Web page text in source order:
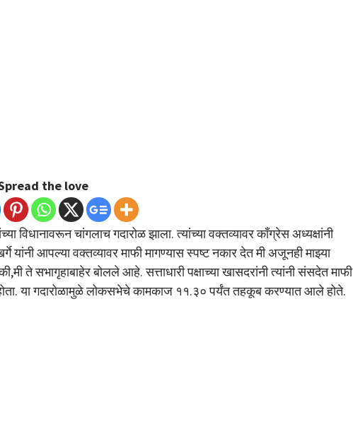
the love
विधानावरून चांगलाच गदारोळ झाला. त्यांच्या वक्तव्यावर काँग्रेस अध्यक्षांनी
यांनी आपल्या वक्तव्यावर माफी मागण्यास स्पष्ट नकार देत मी अजूनही माझ्या
ते सभागृहाबाहेर बोलले आहे. सत्ताधारी पक्षाच्या खासदरांनी त्यांनी संसदेत माफी
या गदारोळामुळे लोकसभेचे कामकाज ११.३० पर्यंत तहकूब करण्यात आले होते.